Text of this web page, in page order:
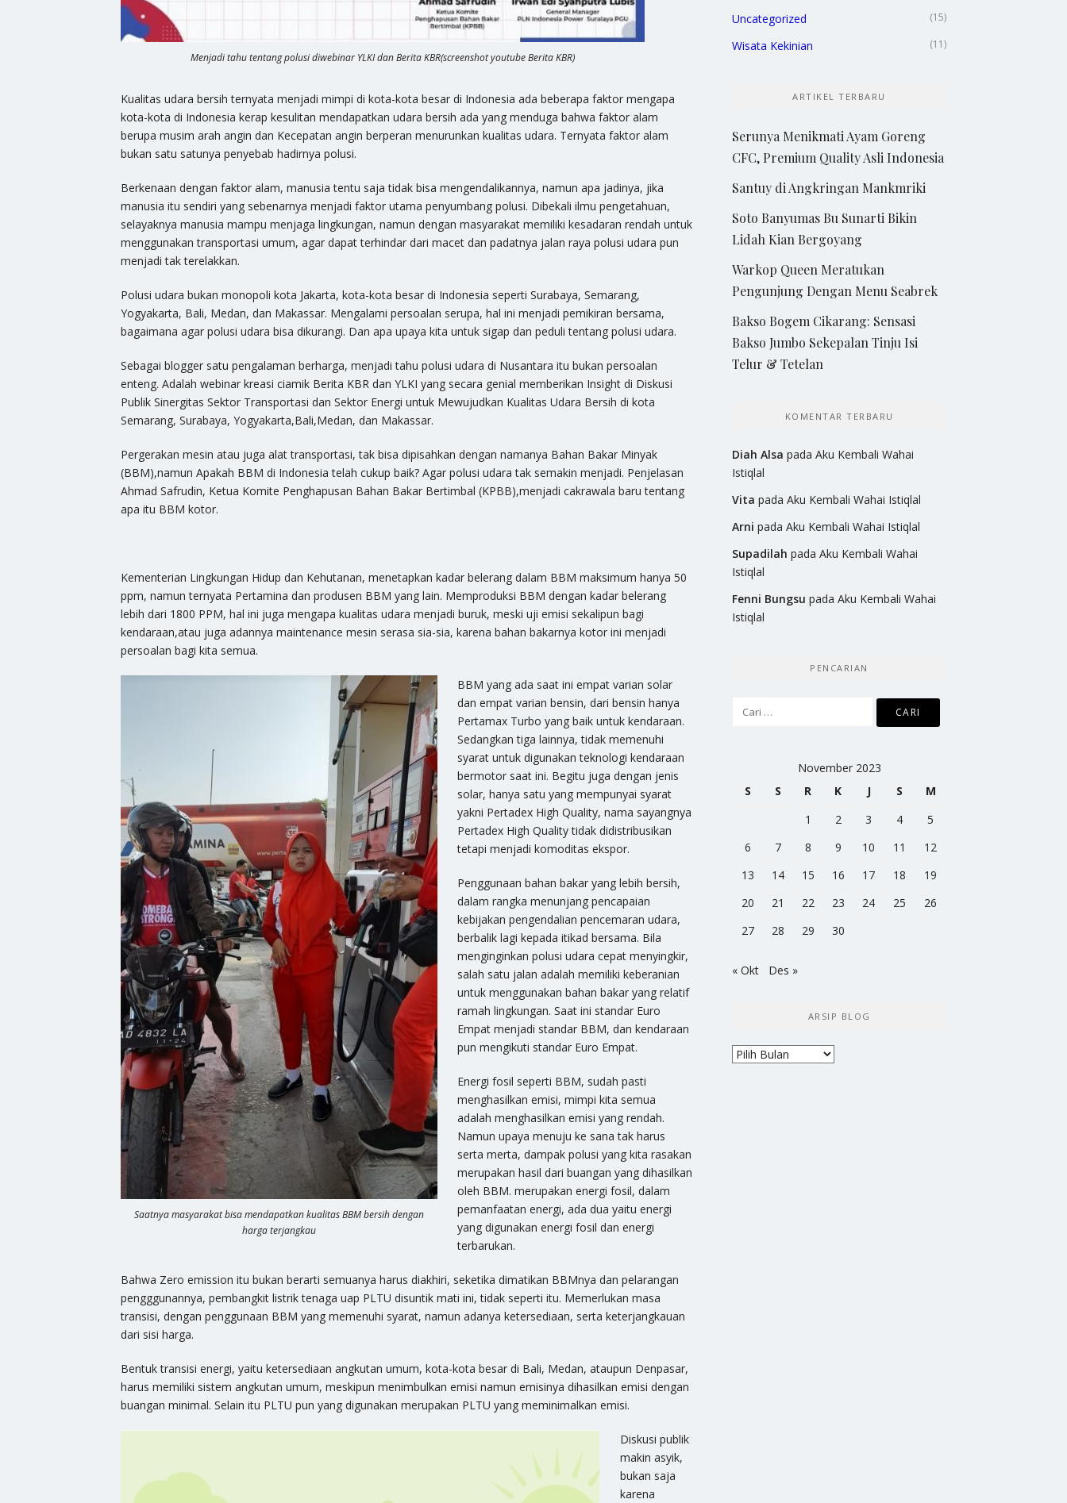
Menjadi tahu tentang polusi diwebinar YLKI dan Berita KBR(screenshot youtube Berita KBR)
Kualitas udara bersih ternyata menjadi mimpi di kota-kota besar di Indonesia ada beberapa faktor mengapa
kota-kota di Indonesia kerap kesulitan mendapatkan udara bersih ada yang menduga bahwa faktor alam
berupa musim arah angin dan Kecepatan angin berperan menurunkan kualitas udara. Ternyata faktor alam
bukan satu satunya penyebab hadirnya polusi.
Berkenaan dengan faktor alam, manusia tentu saja tidak bisa mengendalikannya, namun apa jadinya, jika
manusia itu sendiri yang sebenarnya menjadi faktor utama penyumbang polusi. Dibekali ilmu pengetahuan,
selayaknya manusia mampu menjaga lingkungan, namun dengan masyarakat memiliki kesadaran rendah untuk
menggunakan transportasi umum, agar dapat terhindar dari macet dan padatnya jalan raya polusi udara pun
menjadi tak terelakkan.
Polusi udara bukan monopoli kota Jakarta, kota-kota besar di Indonesia seperti Surabaya, Semarang,
Yogyakarta, Bali, Medan, dan Makassar. Mengalami persoalan serupa, hal ini menjadi pemikiran bersama,
bagaimana agar polusi udara bisa dikurangi. Dan apa upaya kita untuk sigap dan peduli tentang polusi udara.
Sebagai blogger satu pengalaman berharga, menjadi tahu polusi udara di Nusantara itu bukan persoalan
enteng. Adalah webinar kreasi ciamik Berita KBR dan YLKI yang secara genial memberikan Insight di Diskusi
Publik Sinergitas Sektor Transportasi dan Sektor Energi untuk Mewujudkan Kualitas Udara Bersih di kota
Semarang, Surabaya, Yogyakarta,Bali,Medan, dan Makassar.
Pergerakan mesin atau juga alat transportasi, tak bisa dipisahkan dengan namanya Bahan Bakar Minyak
(BBM),namun Apakah BBM di Indonesia telah cukup baik? Agar polusi udara tak semakin menjadi. Penjelasan
Ahmad Safrudin, Ketua Komite Penghapusan Bahan Bakar Bertimbal (KPBB),menjadi cakrawala baru tentang
apa itu BBM kotor.
Kementerian Lingkungan Hidup dan Kehutanan, menetapkan kadar belerang dalam BBM maksimum hanya 50
ppm, namun ternyata Pertamina dan produsen BBM yang lain. Memproduksi BBM dengan kadar belerang
lebih dari 1800 PPM, hal ini juga mengapa kualitas udara menjadi buruk, meski uji emisi sekalipun bagi
kendaraan,atau juga adannya maintenance mesin serasa sia-sia, karena bahan bakarnya kotor ini menjadi
persoalan bagi kita semua.
Saatnya masyarakat bisa mendapatkan kualitas BBM bersih dengan
harga terjangkau
BBM yang ada saat ini empat varian solar
dan empat varian bensin, dari bensin hanya
Pertamax Turbo yang baik untuk kendaraan.
Sedangkan tiga lainnya, tidak memenuhi
syarat untuk digunakan teknologi kendaraan
bermotor saat ini. Begitu juga dengan jenis
solar, hanya satu yang mempunyai syarat
yakni Pertadex High Quality, nama sayangnya
Pertadex High Quality tidak didistribusikan
tetapi menjadi komoditas ekspor.
Penggunaan bahan bakar yang lebih bersih,
dalam rangka menunjang pencapaian
kebijakan pengendalian pencemaran udara,
berbalik lagi kepada itikad bersama. Bila
menginginkan polusi udara cepat menyingkir,
salah satu jalan adalah memiliki keberanian
untuk menggunakan bahan bakar yang relatif
ramah lingkungan. Saat ini standar Euro
Empat menjadi standar BBM, dan kendaraan
pun mengikuti standar Euro Empat.
Energi fosil seperti BBM, sudah pasti
menghasilkan emisi, mimpi kita semua
adalah menghasilkan emisi yang rendah.
Namun upaya menuju ke sana tak harus
serta merta, dampak polusi yang kita rasakan
merupakan hasil dari buangan yang dihasilkan
oleh BBM. merupakan energi fosil, dalam
pemanfaatan energi, ada dua yaitu energi
yang digunakan energi fosil dan energi
terbarukan.
Bahwa Zero emission itu bukan berarti semuanya harus diakhiri, seketika dimatikan BBMnya dan pelarangan
pengggunannya, pembangkit listrik tenaga uap PLTU disuntik mati ini, tidak seperti itu. Memerlukan masa
transisi, dengan penggunaan BBM yang memenuhi syarat, namun adanya ketersediaan, serta keterjangkauan
dari sisi harga.
Bentuk transisi energi, yaitu ketersediaan angkutan umum, kota-kota besar di Bali, Medan, ataupun Denpasar,
harus memiliki sistem angkutan umum, meskipun menimbulkan emisi namun emisinya dihasilkan emisi dengan
buangan minimal. Selain itu PLTU pun yang digunakan merupakan PLTU yang meminimalkan emisi.
Diskusi publik
makin asyik,
bukan saja
karena
Uncategorized (15)
Wisata Kekinian (11)
ARTIKEL TERBARU
Serunya Menikmati Ayam Goreng
CFC, Premium Quality Asli Indonesia
Santuy di Angkringan Mankmriki
Soto Banyumas Bu Sunarti Bikin
Lidah Kian Bergoyang
Warkop Queen Meratukan
Pengunjung Dengan Menu Seabrek
Bakso Bogem Cikarang: Sensasi
Bakso Jumbo Sekepalan Tinju Isi
Telur & Tetelan
KOMENTAR TERBARU
Diah Alsa pada Aku Kembali Wahai
Istiqlal
Vita pada Aku Kembali Wahai Istiqlal
Arni pada Aku Kembali Wahai Istiqlal
Supadilah pada Aku Kembali Wahai
Istiqlal
Fenni Bungsu pada Aku Kembali Wahai
Istiqlal
PENCARIAN
Cari
November 2023
S
S R K J S
M
1
2 3 4
5
6
7 8 9 10 11
12
13
14 15 16 17 18
19
20
21 22 23 24 25
26
27
28 29 30
« Okt Des »
ARSIP BLOG
Arsip